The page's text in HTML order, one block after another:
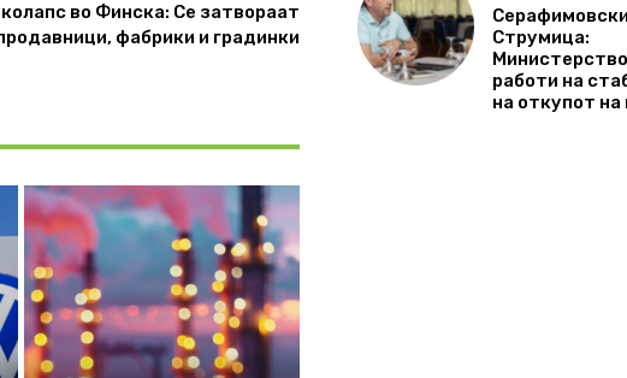
во Финска: Се затвораат
фабрики и градинки
Струмица:
работи на
на откупот на